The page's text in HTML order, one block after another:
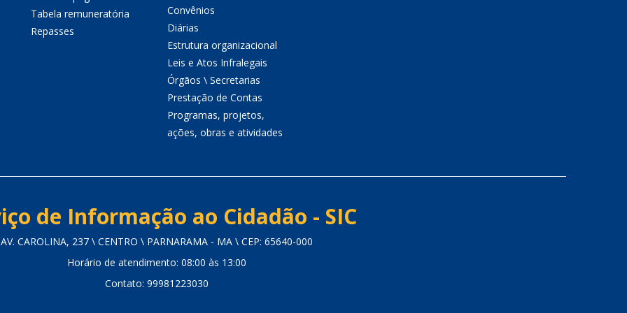
Tabela remuneratória
Repasses
Convênios
Diárias
Estrutura organizacional
Leis e Atos Infralegais
Órgãos \ Secretarias
Prestação de Contas
Programas, projetos,
ações, obras e atividades
de Informação ao Cidadão - SIC
AV. CAROLINA, 237 \ CENTRO \ PARNARAMA - MA \ CEP: 65640-000
Horário de atendimento: 08:00 às 13:00
Contato: 99981223030